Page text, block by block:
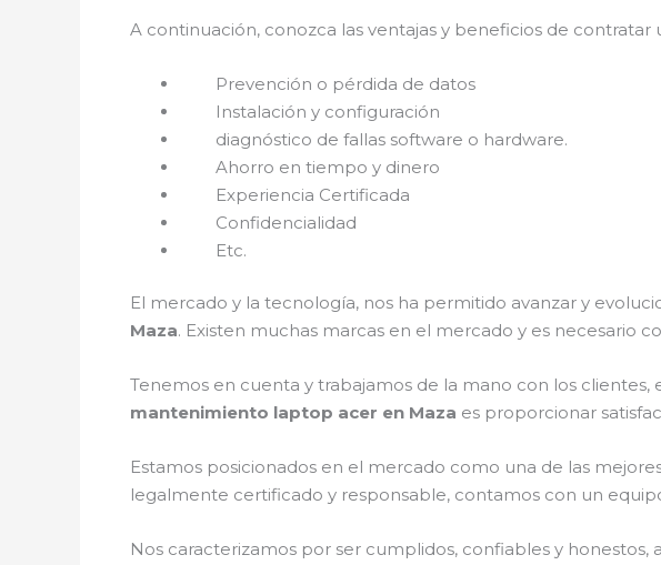
A continuación, conozca las ventajas y beneficios de contratar
Prevención o pérdida de datos
Instalación y configuración
diagnóstico de fallas software o hardware.
Ahorro en tiempo y dinero
Experiencia Certificada
Confidencialidad
Etc.
El mercado y la tecnología, nos ha permitido avanzar y
Maza. Existen muchas marcas en el mercado y es necesario
Tenemos en cuenta y trabajamos de la mano con los
mantenimiento laptop acer en Maza es proporcionar
Estamos posicionados en el mercado como una de las
legalmente certificado y responsable, contamos con un
Nos caracterizamos por ser cumplidos, confiables y